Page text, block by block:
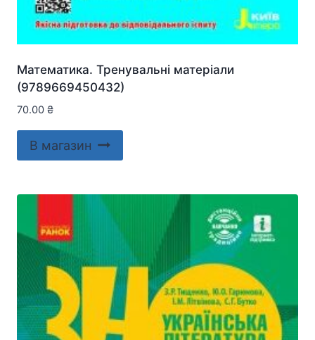
Математика. Тренувальні матеріали
(9789669450432)
70.00 ₴
В магазин